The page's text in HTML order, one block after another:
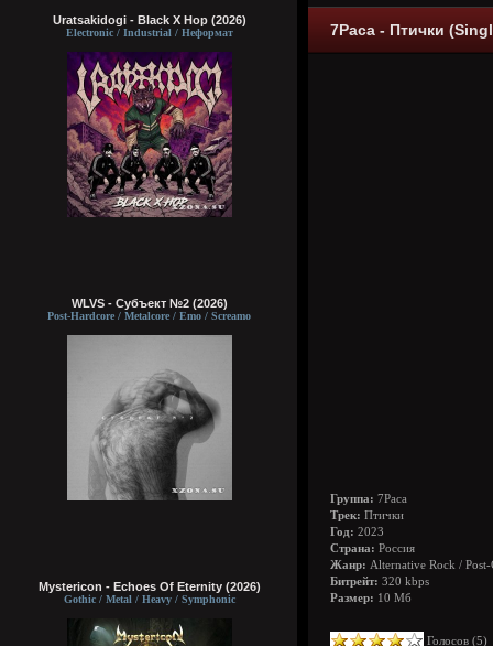
Uratsakidogi - Black X Hop (2026)
Electronic / Industrial / Неформат
WLVS - Субъект №2 (2026)
Post-Hardcore / Metalcore / Emo / Screamo
Mystericon - Echoes Of Eternity (2026)
Gothic / Metal / Heavy / Symphonic
7Раса - Птички
Группа: 7Раса
Трек: Птички
Год: 2023
Страна: Россия
Жанр: Alternative Rock /
Битрейт: 320 kbps
Размер: 10 Мб
Голосов (5